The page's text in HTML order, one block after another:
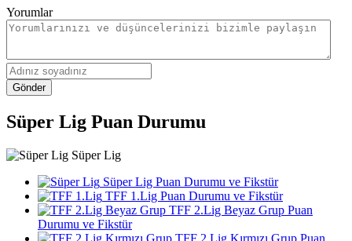
Yorumlar
Gönder
Süper Lig Puan Durumu
Süper Lig
Süper Lig Puan Durumu ve Fikstür
TFF 1.Lig Puan Durumu ve Fikstür
TFF 2.Lig Beyaz Grup Puan
Durumu ve Fikstür
TFF 2.Lig Kırmızı Grup Puan